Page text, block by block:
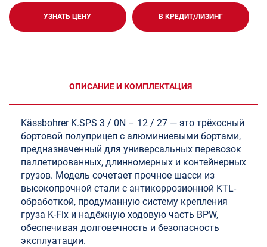
УЗНАТЬ ЦЕНУ В КРЕДИТ/ЛИЗИНГ
ОПИСАНИЕ И КОМПЛЕКТАЦИЯ
Kässbohrer K.SPS 3 / 0N – 12 / 27 — это трёхосный
бортовой полуприцеп с алюминиевыми бортами,
предназначенный для универсальных перевозок
паллетированных, длинномерных и контейнерных
грузов. Модель сочетает прочное шасси из
высокопрочной стали с антикоррозионной KTL-
обработкой, продуманную систему крепления
груза K-Fix и надёжную ходовую часть BPW,
обеспечивая долговечность и безопасность
эксплуатации.